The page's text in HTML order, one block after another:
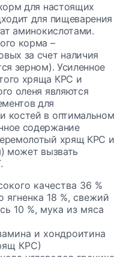
для настоящих
для пищеварения
аминокислотами.
корма –
за счет наличия
зерном). Усиленное
хряща КРС и
оленя являются
для
костей в оптимальном
содержание
хрящ КРС и
может вызвать
качества 36 %
18 %, свежий
10 %, мука из мяса
и хондроитина
КРС)